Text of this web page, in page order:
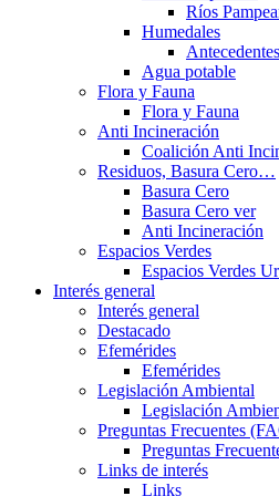
Ríos
Humedales
Agua potable
Flora y Fauna
Flora y Fauna
Anti Incineración
Coalición Anti
Residuos, Basura Cero…
Basura Cero
Basura Cero ver
Anti Incineración
Espacios Verdes
Espacios Verdes
Interés general
Interés general
Destacado
Efemérides
Efemérides
Legislación Ambiental
Legislación
Preguntas Frecuentes
Preguntas
Links de interés
Links